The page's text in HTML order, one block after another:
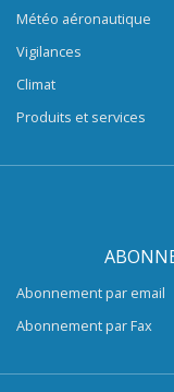
Météo aéronautique
Vigilances
Climat
Produits et services
Abonnement par email
Abonnement par Fax